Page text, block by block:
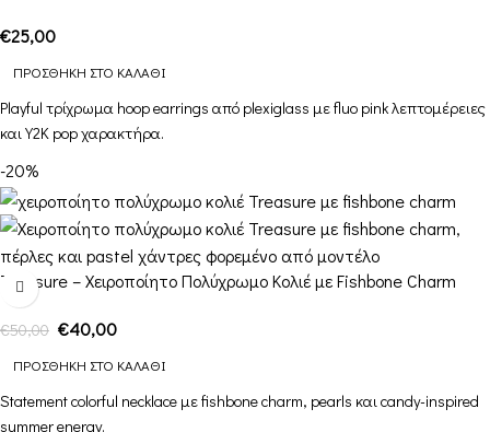
€25,00
ΠΡΟΣΘΉΚΗ ΣΤΟ ΚΑΛΆΘΙ
Playful τρίχρωμα hoop earrings από plexiglass με fluo pink λεπτομέρειες
και Y2K pop χαρακτήρα.
-20%
Treasure – Χειροποίητο Πολύχρωμο Κολιέ με Fishbone Charm
€50,00 €40,00
ΠΡΟΣΘΉΚΗ ΣΤΟ ΚΑΛΆΘΙ
Statement colorful necklace με fishbone charm, pearls και candy-inspired
summer energy.